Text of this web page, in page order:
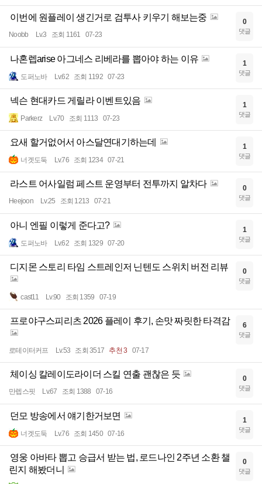
이번에 원플레이 생긴거로 검투사 키우기 해보는중
Noobb Lv.3 조회 1161 07-23
0
댓글
나혼렙arise 아그네스 리베라를 뽑아야 하는 이유
도퍼노바 Lv.62 조회 1192 07-23
1
댓글
넥슨 현대카드 게릴라 이벤트있음
Parkerz Lv.70 조회 1113 07-23
1
댓글
요새 할거없어서 아스달연대기하는데
너겟도둑 Lv.76 조회 1234 07-21
1
댓글
라스트 어사일럼 페스트 운영부터 전투까지 알차다
Heejoon Lv.25 조회 1213 07-21
0
댓글
아니 엔필 이렇게 준다고?
도퍼노바 Lv.62 조회 1329 07-20
1
댓글
디지몬 스토리 타임 스트레인저 닌텐도 스위치 버전 리뷰
cast11 Lv.90 조회 1359 07-19
0
댓글
프로야구스피리츠 2026 플레이 후기, 손맛 짜릿한 타격감
로테이터커프 Lv.53 조회 3517 추천 3 07-17
6
댓글
체이싱 칼레이도라이더 스킬 연출 괜찮은 듯
만렙스핏 Lv.67 조회 1388 07-16
0
댓글
던모 방송에서 얘기한거보면
너겟도둑 Lv.76 조회 1450 07-16
1
댓글
영웅 아바타 뽑고 승급서 받는 법, 로드나인 2주년 소환 챌
린지 해봤더니
0
댓글